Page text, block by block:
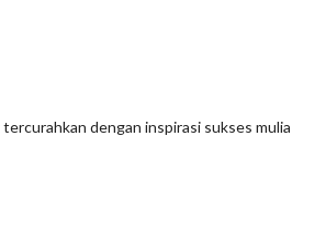
dengan inspirasi sukses mulia